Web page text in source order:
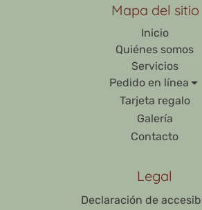
Mapa del sitio
Inicio
Quiénes somos
Servicios
Pedido en línea
Tarjeta regalo
Galería
Contacto
Legal
Declaración de